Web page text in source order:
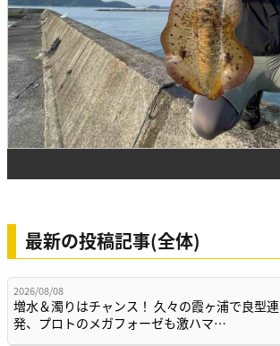
最新の投稿記事(全体)
2026/08/08
増水＆濁りはチャンス！ 久々の霞ヶ浦で良型連
発、プロトのメガフォーゼも激ハマ…